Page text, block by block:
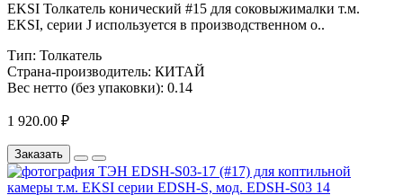
EKSI Толкатель конический #15 для соковыжималки т.м.
EKSI, серии J используется в производственном о..
Тип: Толкатель
Страна-производитель: КИТАЙ
Вес нетто (без упаковки): 0.14
1 920.00 ₽
Заказать